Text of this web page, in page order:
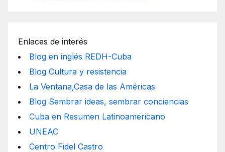
Enlaces de interés
Blog en inglés REDH-Cuba
Blog Cultura y resistencia
La Ventana,Casa de las Américas
Blog Sembrar ideas, sembrar conciencias
Cuba en Resumen Latinoamericano
UNEAC
Centro Fidel Castro